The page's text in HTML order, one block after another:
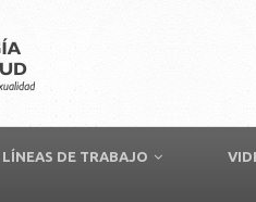
LÍNEAS DE TRABAJO